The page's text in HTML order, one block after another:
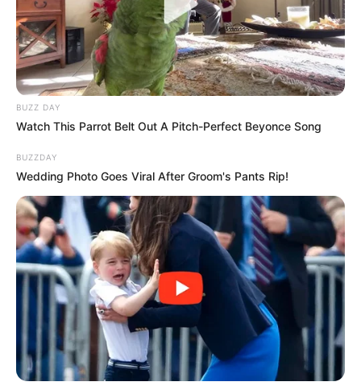
BUZZ DAY
Watch This Parrot Belt Out A Pitch-Perfect Beyonce Song
BUZZDAY
Wedding Photo Goes Viral After Groom's Pants Rip!